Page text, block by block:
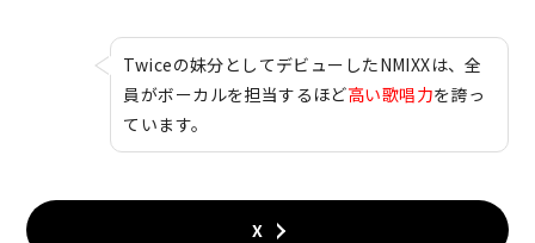
Twiceの妹分としてデビューしたNMIXXは、全
員がボーカルを担当するほど高い歌唱力を誇っ
ています。
X